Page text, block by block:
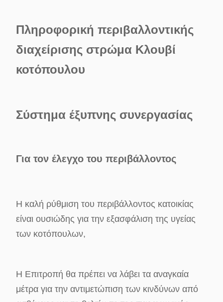
Πληροφορική περιβαλλοντικής
διαχείρισης στρώμα Κλουβί
κοτόπουλου
Σύστημα έξυπνης συνεργασίας
Για τον έλεγχο του περιβάλλοντος
Η καλή ρύθμιση του περιβάλλοντος κατοικίας
είναι ουσιώδης για την εξασφάλιση της υγείας
των κοτόπουλων,
Η Επιτροπή θα πρέπει να λάβει τα αναγκαία
μέτρα για την αντιμετώπιση των κινδύνων από